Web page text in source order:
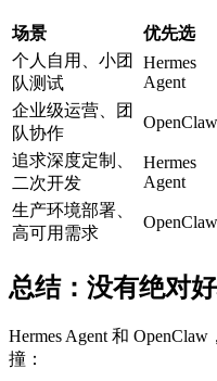
场景 优先选
个人自用、小团
队测试
Hermes
Agent
企业级运营、团
队协作
OpenClaw
追求深度定制、
二次开发
Hermes
Agent
生产环境部署、
高可用需求
OpenClaw
总结：没有绝对
Hermes Agent 和
撞：